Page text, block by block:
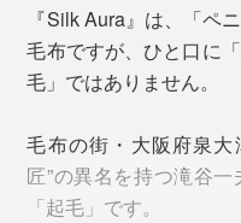
質な「家蚕ペニーシル
「ペニーシルク」の愛
な手触りから、繊維の
『Silk Aura』は、「ペ
毛布ですが、ひと口に
毛」ではありません。
毛布の街・大阪府泉
匠”の異名を持つ滝谷
「起毛」です。